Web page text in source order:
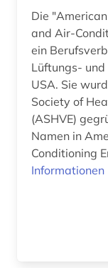
Die
and Air-
ein
Lüftungs-
USA. Sie
Society of
(ASHVE)
Namen in
Conditioning
Informationen